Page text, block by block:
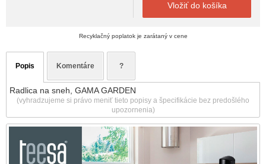
Vložiť do košíka
Recyklačný poplatok je zarátaný v cene
Popis Komentáre ?
Radlica na sneh, GAMA GARDEN
(vyhradzujeme si právo meniť tieto popisy a špecifikácie bez predošlého
upozornenia)